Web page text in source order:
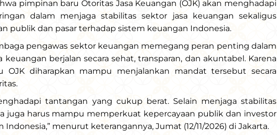
pimpinan baru Otoritas Jasa Keuangan (OJK) akan menghadapi
dalam menjaga stabilitas sektor jasa keuangan sekaligus
publik dan pasar terhadap sistem keuangan Indonesia.
pengawas sektor keuangan memegang peran penting dalam
berjalan secara sehat, transparan, dan akuntabel. Karena
OJK diharapkan mampu menjalankan mandat tersebut secara
tantangan yang cukup berat. Selain menjaga stabilitas
juga harus mampu memperkuat kepercayaan publik dan investor
menurut keterangannya, Jumat (12/11/2026) di Jakarta.